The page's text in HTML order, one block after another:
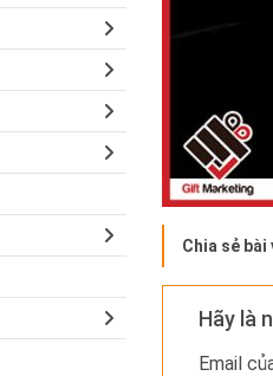
Chia sẻ bài
Hãy là
Email